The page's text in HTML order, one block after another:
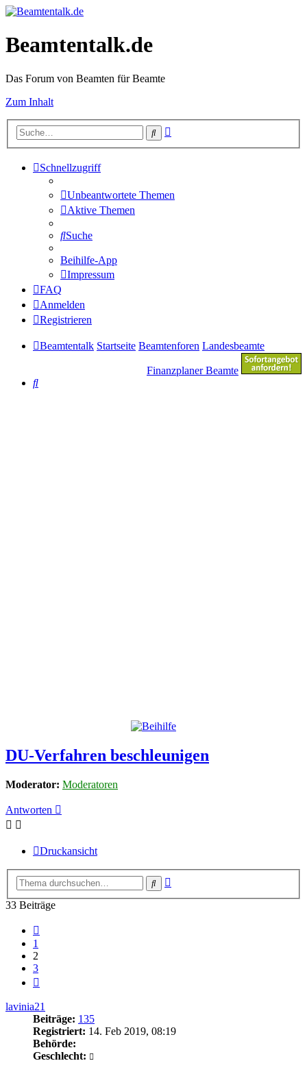
Beamtentalk.de
Das Forum von Beamten für Beamte
Zum Inhalt
Suche
Schnellzugriff
Unbeantwortete Themen
Aktive Themen
Suche
Beihilfe-App
Impressum
FAQ
Anmelden
Registrieren
Beamtentalk Startseite Beamtenforen Landesbeamte
Finanzplaner Beamte
Suche
DU-Verfahren beschleunigen
Moderator: Moderatoren
Antworten
Druckansicht
Suche
33 Beiträge
1
2
3
lavinia21
Beiträge: 135
Registriert: 14. Feb 2019, 08:19
Behörde:
Geschlecht: